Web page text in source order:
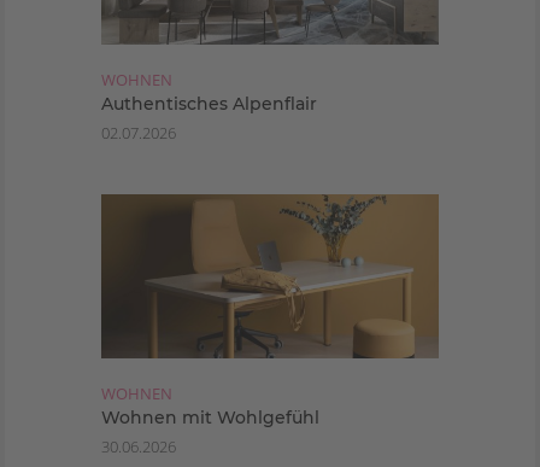
WOHNEN
Authentisches Alpenflair
02.07.2026
WOHNEN
Wohnen mit Wohlgefühl
30.06.2026